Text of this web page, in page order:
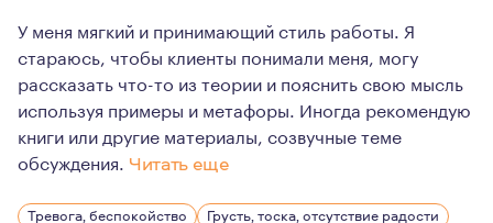
У меня мягкий и принимающий стиль работы. Я
стараюсь, чтобы клиенты понимали меня, могу
рассказать что-то из теории и пояснить свою мысль
используя примеры и метафоры. Иногда рекомендую
книги или другие материалы, созвучные теме
обсуждения. Читать еще
Психология - это моя вторая специальность,
Тревога, беспокойство
Грусть, тоска, отсутствие радости